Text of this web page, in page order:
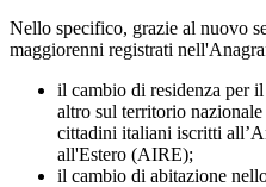
Nello specifico, grazie al nuovo
maggiorenni registrati
il cambio di residenza per
altro sul territorio
cittadini italiani iscritti
all'Estero (AIRE);
il cambio di abitazione